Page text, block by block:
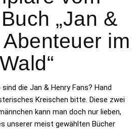
„Jan &
im
Wald“
die Jan & Henry Fans? Hand
Kreischen bitte. Diese zwei
kann man doch nur lieben,
unserer meist gewählten Bücher